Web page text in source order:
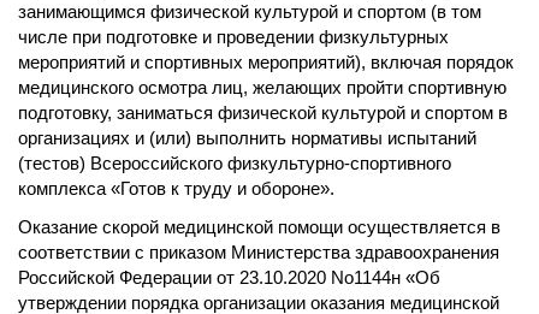
занимающимся физической культурой и спортом (в том
числе при подготовке и проведении физкультурных
мероприятий и спортивных мероприятий), включая порядок
медицинского осмотра лиц, желающих пройти спортивную
подготовку, заниматься физической культурой и спортом в
организациях и (или) выполнить нормативы испытаний
(тестов) Всероссийского физкультурно-спортивного
комплекса «Готов к труду и обороне».
Оказание скорой медицинской помощи осуществляется в
соответствии с приказом Министерства здравоохранения
Российской Федерации от 23.10.2020 No1144н «Об
утверждении порядка организации оказания медицинской